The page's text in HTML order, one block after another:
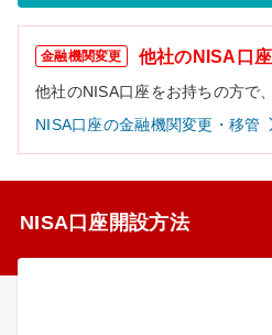
金融機関変更 他社のNISA口
他社のNISA口座をお持ちの方で
NISA口座の金融機関変更・移管
NISA口座開設方法